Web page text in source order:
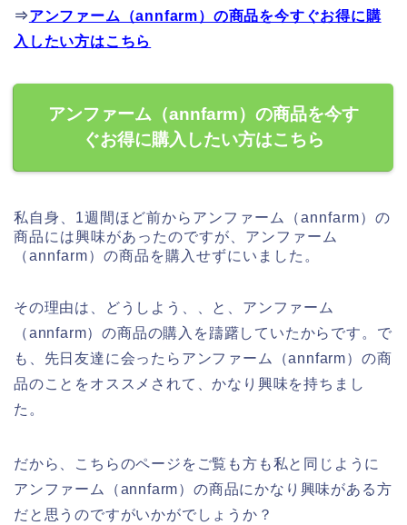
⇒アンファーム（annfarm）の商品を今すぐお得に購
入したい方はこちら
アンファーム（annfarm）の商品を今す
ぐお得に購入したい方はこちら
私自身、1週間ほど前からアンファーム（annfarm）の
商品には興味があったのですが、アンファーム
（annfarm）の商品を購入せずにいました。
その理由は、どうしよう、、と、アンファーム
（annfarm）の商品の購入を躊躇していたからです。で
も、先日友達に会ったらアンファーム（annfarm）の商
品のことをオススメされて、かなり興味を持ちまし
た。
だから、こちらのページをご覧も方も私と同じように
アンファーム（annfarm）の商品にかなり興味がある方
だと思うのですがいかがでしょうか？